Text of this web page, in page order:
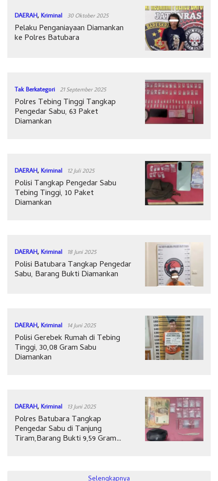
DAERAH, Kriminal 30 Oktober 2025
Pelaku Penganiayaan Diamankan
ke Polres Batubara
Tak Berkategori 21 September 2025
Polres Tebing Tinggi Tangkap
Pengedar Sabu, 63 Paket
Diamankan
DAERAH, Kriminal 12 Juli 2025
Polisi Tangkap Pengedar Sabu
Tebing Tinggi, 10 Paket
Diamankan
DAERAH, Kriminal 18 Juni 2025
Polisi Batubara Tangkap Pengedar
Sabu, Barang Bukti Diamankan
DAERAH, Kriminal 14 Juni 2025
Polisi Gerebek Rumah di Tebing
Tinggi, 30,08 Gram Sabu
Diamankan
DAERAH, Kriminal 13 Juni 2025
Polres Batubara Tangkap
Pengedar Sabu di Tanjung
Tiram,Barang Bukti 9,59 Gram